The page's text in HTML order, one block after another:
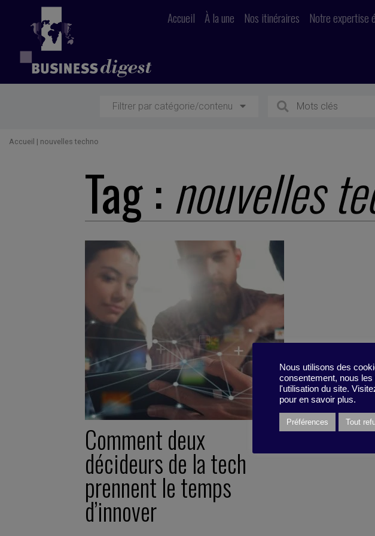
Accueil À la une Nos itinéraires Notre expertise
Filtrer par catégorie/contenu
Accueil | nouvelles techno
Tag : nouvelles
Comment deux
décideurs de la tech
prennent le temps
d’innover
Nous utilisons des
consentement, nous
l'utilisation du site.
pour en savoir plus.
Préférences Tout